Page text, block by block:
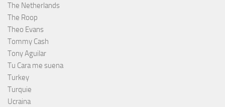
The Netherlands
The Roop
Theo Evans
Tommy Cash
Tony Aguilar
Tu Cara me suena
Turkey
Turquie
Ucraina